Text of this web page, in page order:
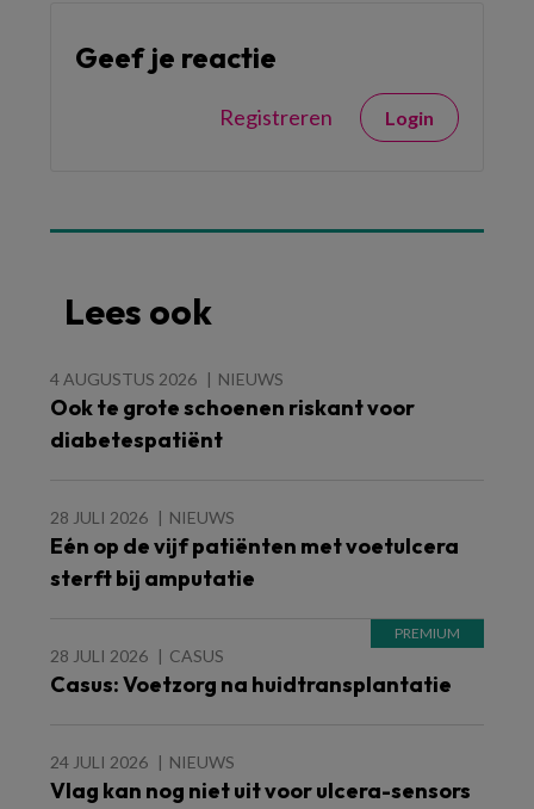
Geef je reactie
Registreren Login
Lees ook
4 AUGUSTUS 2026 NIEUWS
Ook te grote schoenen riskant voor
diabetespatiënt
28 JULI 2026 NIEUWS
Eén op de vijf patiënten met voetulcera
sterft bij amputatie
28 JULI 2026 CASUS
Casus: Voetzorg na huidtransplantatie
24 JULI 2026 NIEUWS
Vlag kan nog niet uit voor ulcera-sensors